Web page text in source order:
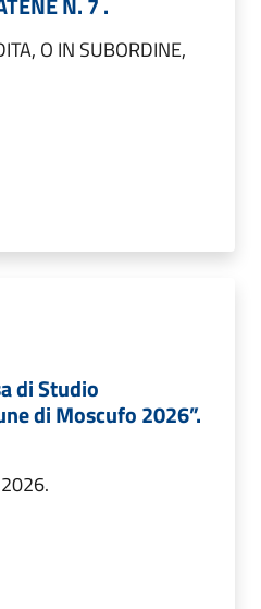
O IN SUBORDINE,
di Studio
di Moscufo 2026”.